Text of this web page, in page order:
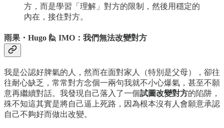
方，而是學習「理解」對方的限制，然後用穩定的
內在，接住對方。
雨果・Hugo 🙋 IMO：我們無法改變對方
我是公認好脾氣的人，然而在面對家人（特別是父母），卻往
往耐心缺乏，常常對方念個一兩句我就不小心爆氣，甚至不願
意再繼續對話。我發現自己落入了一個試圖改變對方的陷阱，
殊不知這其實是將自己逼上死路，因為根本沒有人會願意承認
自己不夠好而做出改變。